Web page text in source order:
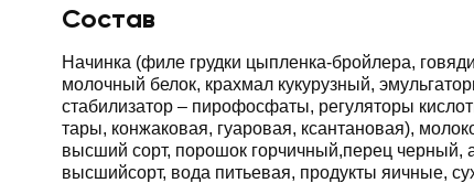
Состав
Начинка (филе грудки цыпленка-бройлера,
молочный белок, крахмал кукурузный,
стабилизатор – пирофосфаты, регуляторы
тары, конжаковая, гуаровая, ксантановая),
высший сорт, порошок горчичный,перец черный,
высшийсорт, вода питьевая, продукты яичные,